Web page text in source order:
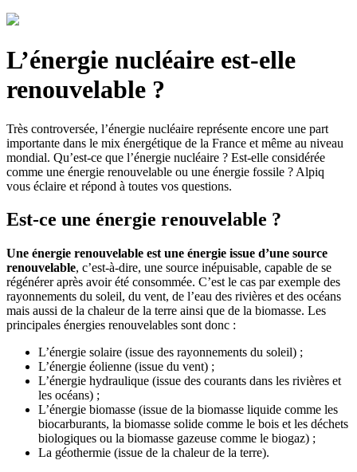
L’énergie nucléaire est-elle
renouvelable ?
Très controversée, l’énergie nucléaire représente encore une part
importante dans le mix énergétique de la France et même au niveau
mondial. Qu’est-ce que l’énergie nucléaire ? Est-elle considérée
comme une énergie renouvelable ou une énergie fossile ? Alpiq
vous éclaire et répond à toutes vos questions.
Est-ce une énergie renouvelable ?
Une énergie renouvelable est une énergie issue d’une source
renouvelable, c’est-à-dire, une source inépuisable, capable de se
régénérer après avoir été consommée. C’est le cas par exemple des
rayonnements du soleil, du vent, de l’eau des rivières et des océans
mais aussi de la chaleur de la terre ainsi que de la biomasse. Les
principales énergies renouvelables sont donc :
L’énergie solaire (issue des rayonnements du soleil) ;
L’énergie éolienne (issue du vent) ;
L’énergie hydraulique (issue des courants dans les rivières et
les océans) ;
L’énergie biomasse (issue de la biomasse liquide comme les
biocarburants, la biomasse solide comme le bois et les déchets
biologiques ou la biomasse gazeuse comme le biogaz) ;
La géothermie (issue de la chaleur de la terre).